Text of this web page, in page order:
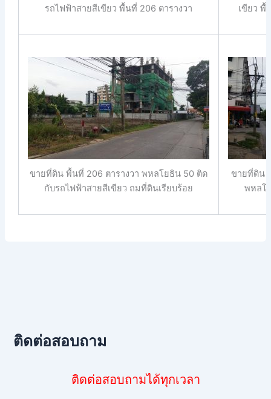
รถไฟฟ้าสายสีเขียว พื้นที่ 206 ตารางวา
เขียว พื้
ขายที่ดิน พื้นที่ 206 ตารางวา พหลโยธิน 50 ติด
กับรถไฟฟ้าสายสีเขียว ถมที่ดินเรียบร้อย
ขายที่ดิน
พหลโ
ติดต่อสอบถาม
ติดต่อสอบถามได้ทุกเวลา